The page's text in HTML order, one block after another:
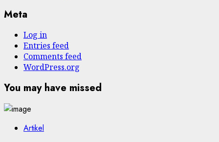
Meta
Log in
Entries feed
Comments feed
WordPress.org
You may have missed
Artikel